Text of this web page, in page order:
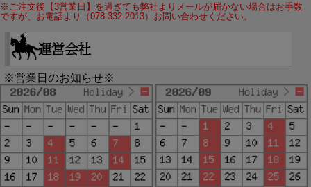
※ご注文後【3営業日】を過ぎても弊社よりメールが届かない場合はお手数
ですが、お電話より（078-332-2013）お問い合わせください。
※営業日のお知らせ※